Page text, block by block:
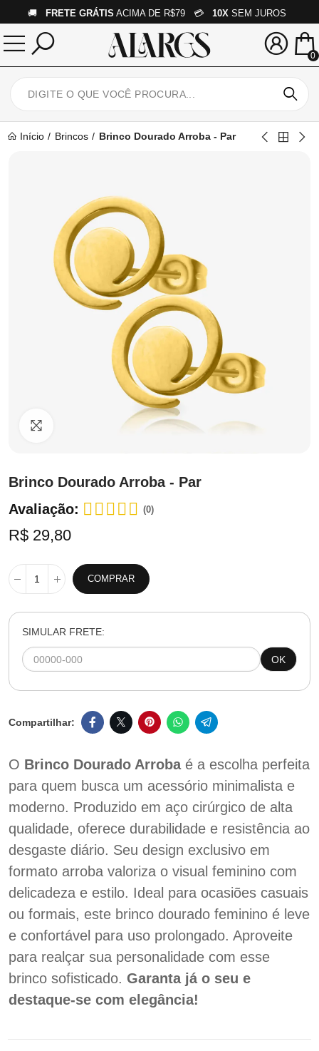
🚚 FRETE GRÁTIS ACIMA DE R$79 💳 10X SEM JUROS
0
Início Brincos Brinco Dourado Arroba - Par
Clique para ampliar
Brinco Dourado Arroba - Par
Avaliação:
(0)
R$ 29,80
COMPRAR
SIMULAR FRETE:
OK
O Brinco Dourado Arrobaé a escolha perfeita
para quem busca um acessório minimalista e
moderno. Produzido em aço cirúrgico de alta
qualidade, oferece durabilidade e resistência ao
desgaste diário. Seu design exclusivo em
formato arroba valoriza o visual feminino com
delicadeza e estilo. Ideal para ocasiões casuais
ou formais, este brinco dourado feminino é leve
e confortável para uso prolongado. Aproveite
para realçar sua personalidade com esse
brinco sofisticado. Garanta já o seu e
destaque-se com elegância!